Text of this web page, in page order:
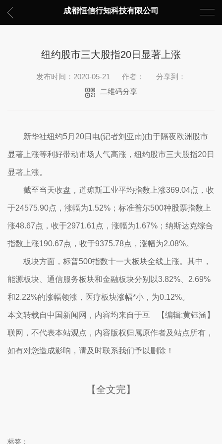
成都恒信行知科技有限公司
纽约股市三大股指20日显著上涨
发布时间：2020-05-21 作者：
分享到：
二维码分享
新华社纽约5月20日电(记者刘亚南)由于隔夜欧洲股市
显著上涨等利好带动市场人气高涨，纽约股市三大股指20日
显著上涨。
截至当天收盘，道琼斯工业平均指数上涨369.04点，收
于24575.90点，涨幅为1.52%；标准普尔500种股票指数上
涨48.67点，收于2971.61点，涨幅为1.67%；纳斯达克综合
指数上涨190.67点，收于9375.78点，涨幅为2.08%。
板块方面，标普500指数十一大板块全线上涨。其中，
能源板块、通信服务板块和金融板块分别以3.82%、2.69%
和2.22%的涨幅领涨，医疗板块涨幅*小，为0.12%。
【编辑:黄钰涵】
本文转载自中国新闻网，内容均来自于互
联网，不代表本站观点，内容版权归属原作者及站点所有，
如有对您造成影响，请及时联系我们予以删除！
【全文完】
标签：